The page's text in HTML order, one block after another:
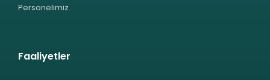
Personelimiz
Faaliyetler